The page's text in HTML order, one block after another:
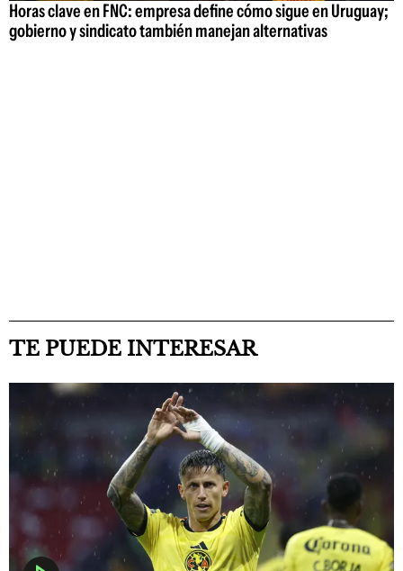
Horas clave en FNC: empresa define cómo sigue en Uruguay;
gobierno y sindicato también manejan alternativas
TE PUEDE INTERESAR